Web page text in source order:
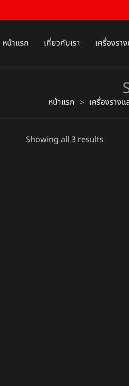
หน้าแรก เกี่ยวกับเรา เครื่องรา
หน้าแรก > เครื่องราง
Showing all 3 results